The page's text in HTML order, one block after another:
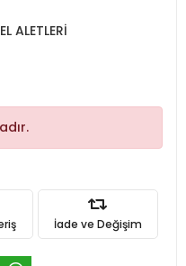
ALETLERİ
İade ve Değişim